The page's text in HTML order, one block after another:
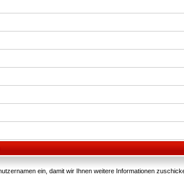
ein, damit wir Ihnen weitere Informationen